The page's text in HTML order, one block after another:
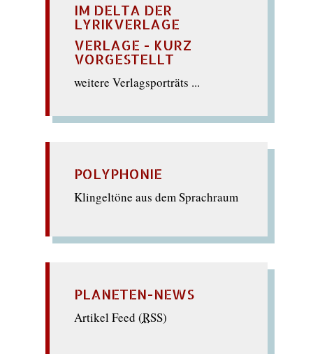
IM DELTA DER
LYRIKVERLAGE
VERLAGE - KURZ
VORGESTELLT
weitere Verlagsporträts ...
POLYPHONIE
Klingeltöne aus dem Sprachraum
PLANETEN-NEWS
Artikel Feed (RSS)